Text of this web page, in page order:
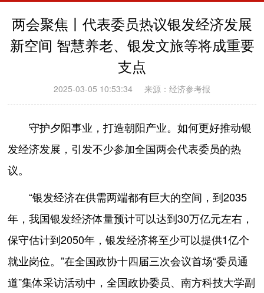
两会聚焦丨代表委员热议银发经济发展
新空间 智慧养老、银发文旅等将成重要
支点
2025-03-05 10:53:34 来源：经济参考报
守护夕阳事业，打造朝阳产业。如何更好推动银
发经济发展，引发不少参加全国两会代表委员的热
议。
“银发经济在供需两端都有巨大的空间，到2035
年，我国银发经济体量预计可以达到30万亿元左右，
保守估计到2050年，银发经济将至少可以提供1亿个
就业岗位。”在全国政协十四届三次会议首场“委员通
道”集体采访活动中，全国政协委员、南方科技大学副